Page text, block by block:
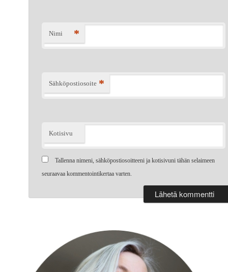
Nimi *
Sähköpostiosoite *
Kotisivu
Tallenna nimeni, sähköpostiosoitteeni ja kotisivuni tähän selaimeen
seuraavaa kommentointikertaa varten.